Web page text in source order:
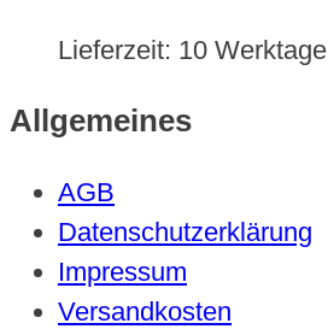
Lieferzeit: 10 Werktage
Allgemeines
AGB
Datenschutzerklärung
Impressum
Versandkosten